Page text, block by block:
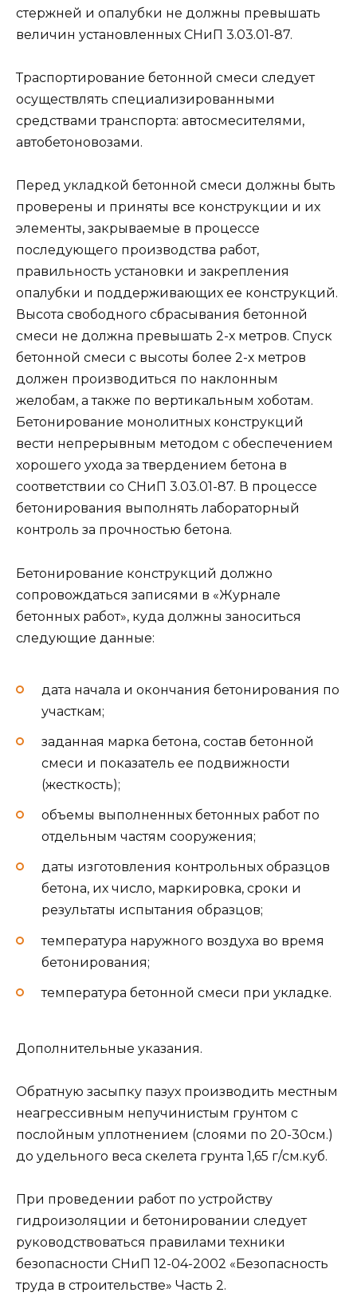
стержней и опалубки не должны превышать
величин установленных СНиП 3.03.01-87.
Траспортирование бетонной смеси следует
осуществлять специализированными
средствами транспорта: автосмесителями,
автобетоновозами.
Перед укладкой бетонной смеси должны быть
проверены и приняты все конструкции и их
элементы, закрываемые в процессе
последующего производства работ,
правильность установки и закрепления
опалубки и поддерживающих ее конструкций.
Высота свободного сбрасывания бетонной
смеси не должна превышать 2-х метров. Спуск
бетонной смеси с высоты более 2-х метров
должен производиться по наклонным
желобам, а также по вертикальным хоботам.
Бетонирование монолитных конструкций
вести непрерывным методом с обеспечением
хорошего ухода за твердением бетона в
соответствии со СНиП 3.03.01-87. В процессе
бетонирования выполнять лабораторный
контроль за прочностью бетона.
Бетонирование конструкций должно
сопровождаться записями в «Журнале
бетонных работ», куда должны заноситься
следующие данные:
дата начала и окончания бетонирования по
участкам;
заданная марка бетона, состав бетонной
смеси и показатель ее подвижности
(жесткость);
объемы выполненных бетонных работ по
отдельным частям сооружения;
даты изготовления контрольных образцов
бетона, их число, маркировка, сроки и
результаты испытания образцов;
температура наружного воздуха во время
бетонирования;
температура бетонной смеси при укладке.
Дополнительные указания.
Обратную засыпку пазух производить местным
неагрессивным непучинистым грунтом с
послойным уплотнением (слоями по 20-30см.)
до удельного веса скелета грунта 1,65 г/см.куб.
При проведении работ по устройству
гидроизоляции и бетонировании следует
руководствоваться правилами техники
безопасности СНиП 12-04-2002 «Безопасность
труда в строительстве» Часть 2.